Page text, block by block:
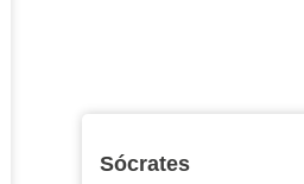
Sócrates